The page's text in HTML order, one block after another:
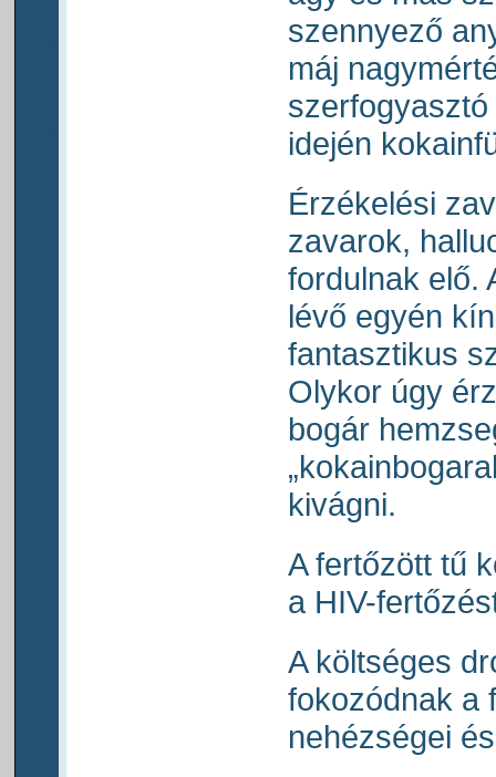
szennyező
máj
idején
Érzékelési
zavarok,
fordulnak elő.
lévő egyén
fantasztikus
Olykor úgy
bogár
kivágni.
A fertőzött tű
a HIV-
A költséges
fokozódnak a
nehézségei